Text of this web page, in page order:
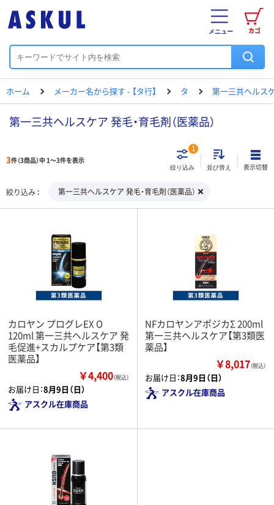
カゴ
メニュー
ホーム メーカー名から探す - 【タ行】 タ 第一三共ヘルス
第一三共ヘルスケア 発毛・育毛剤（医薬品）
3件（3商品）中 1～3件を表示
絞り込み
1
並び替え 表示切替
絞り込み 第一三共ヘルスケア 発毛・育毛剤（医薬品）
カロヤン プログレEX O
120ml 第一三共ヘルスケア 発
毛促進+スカルプケア【第3類
医薬品】
￥4,400（税込）
お届け日：8月9日（日）
アスクル在庫商品
NFカロヤンアポジカΣ 200ml
第一三共ヘルスケア【第3類医
薬品】
￥8,017（税込）
お届け日：8月9日（日）
アスクル在庫商品